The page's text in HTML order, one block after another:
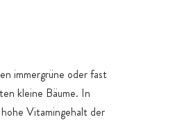
immergrüne oder fast
kleine Bäume. In
Vitamingehalt der